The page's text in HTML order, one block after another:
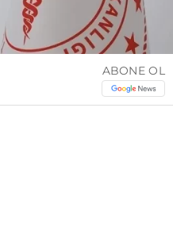
ABONE OL